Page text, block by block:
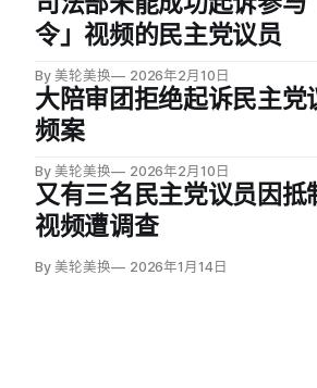
令」视频的民主党议员
By 美轮美换 2026年2月10日
大陪审团拒绝起诉民主党
频案
By 美轮美换 2026年2月10日
又有三名民主党议员因抵
视频遭调查
By 美轮美换 2026年1月14日